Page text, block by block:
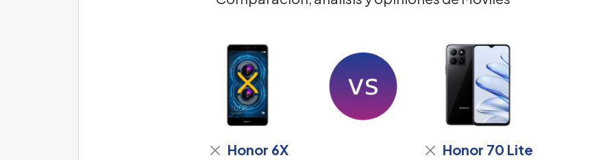
Honor 6X Honor 70 Lite